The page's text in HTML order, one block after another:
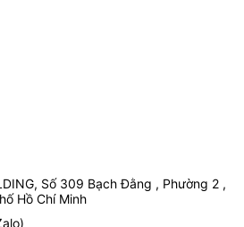
Số 309 Bạch Đằng , Phường 2 ,
Hồ Chí Minh